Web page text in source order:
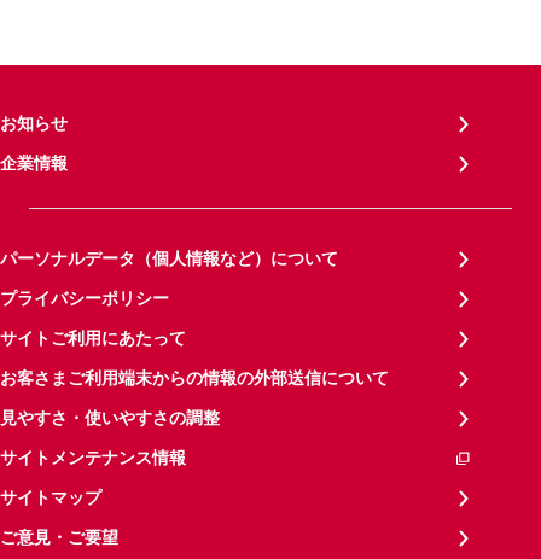
お知らせ
企業情報
パーソナルデータ（個人情報など）について
プライバシーポリシー
サイトご利用にあたって
お客さまご利用端末からの情報の外部送信について
見やすさ・使いやすさの調整
サイトメンテナンス情報
サイトマップ
ご意見・ご要望